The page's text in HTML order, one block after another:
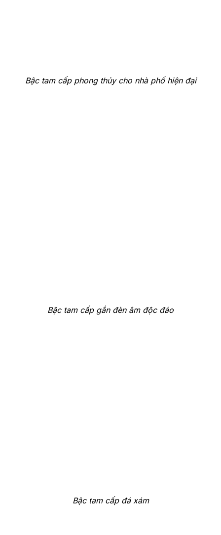
Bậc tam cấp phong thủy cho nhà phố hiện đại
Bậc tam cấp gắn đèn âm độc đáo
Bậc tam cấp đá xám